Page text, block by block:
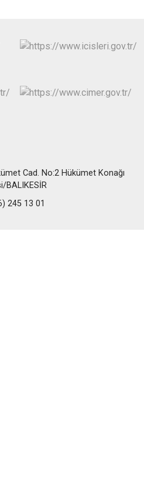
Cad. No:2 Hükümet Konağı
BALIKESİR
245 13 01